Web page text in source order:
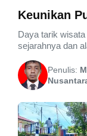
Keunikan
Daya tarik
sejarahnya dan
Penulis: